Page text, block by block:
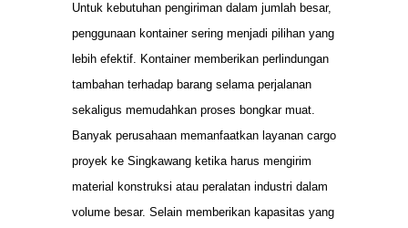
Untuk kebutuhan pengiriman dalam jumlah besar,
penggunaan kontainer sering menjadi pilihan yang
lebih efektif. Kontainer memberikan perlindungan
tambahan terhadap barang selama perjalanan
sekaligus memudahkan proses bongkar muat.
Banyak perusahaan memanfaatkan layanan cargo
proyek ke Singkawang ketika harus mengirim
material konstruksi atau peralatan industri dalam
volume besar. Selain memberikan kapasitas yang